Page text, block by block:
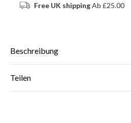
Free UK shippingAb £25.00
Beschreibung
Teilen